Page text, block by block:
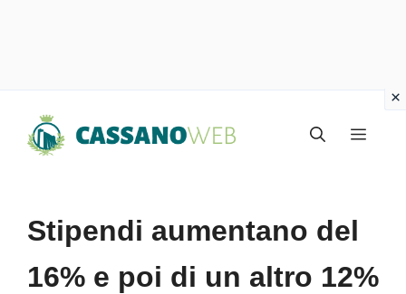
Menu
Stipendi aumentano del
16% e poi di un altro 12%